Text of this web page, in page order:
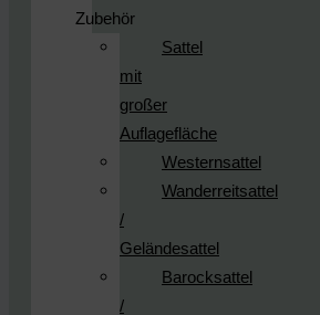
Zubehör
Sattel
mit
großer
Auflagefläche
Westernsattel
Wanderreitsattel
/
Geländesattel
Barocksattel
/